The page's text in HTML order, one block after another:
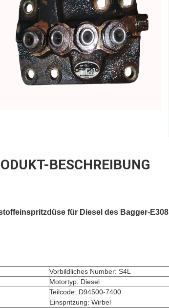
BESCHREIBUNG
für Diesel des Bagger-E308
Vorbildliches Number: S4L
Motortyp: Diesel
Teilcode: D94500-7400
Einspritzung: Wirbel